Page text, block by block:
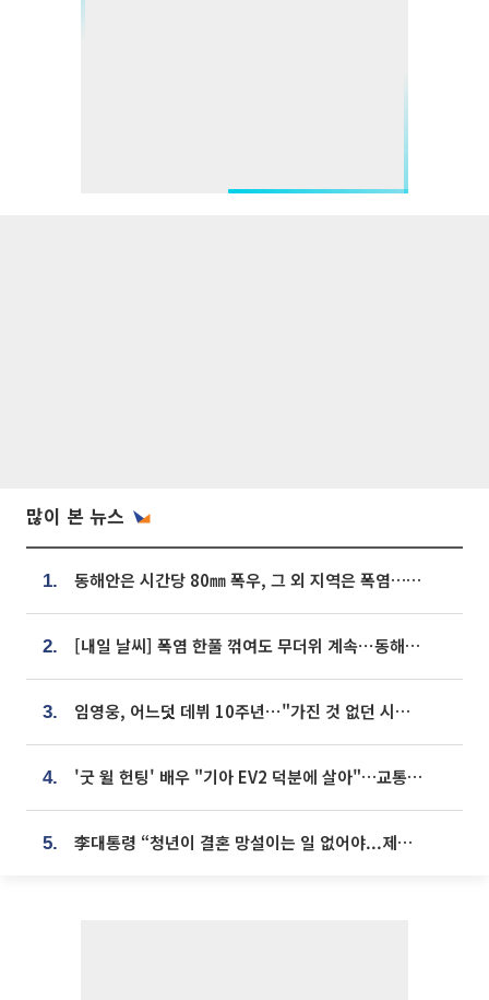
많이 본 뉴스
1. 동해안은 시간당 80㎜ 폭우, 그 외 지역은 폭염…‘극과 극 날씨’
2. [내일 날씨] 폭염 한풀 꺾여도 무더위 계속⋯동해안 이틀 연속 비
3. 임영웅, 어느덧 데뷔 10주년⋯"가진 것 없던 시절, 내 앞엔 20명의 팬뿐"
4. '굿 윌 헌팅' 배우 "기아 EV2 덕분에 살아"…교통사고 후 안전성 극찬
5. 李대통령 “청년이 결혼 망설이는 일 없어야...제도상 불이익 조사”